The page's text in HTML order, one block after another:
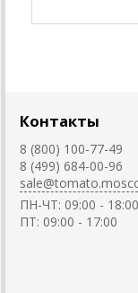
Контакты
8 (800) 100-77-49
8 (499) 684-00-96
ПН-ЧТ: 09:00 - 18:00
ПТ: 09:00 - 17:00